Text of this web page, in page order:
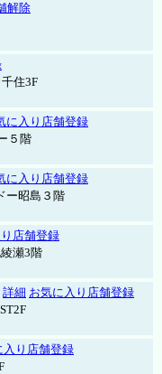
解除
住3F
に入り店舗登録
５階
に入り店舗登録
ー昭島３階
店舗登録
瀬3階
詳細 お気に入り店舗登録
入り店舗登録